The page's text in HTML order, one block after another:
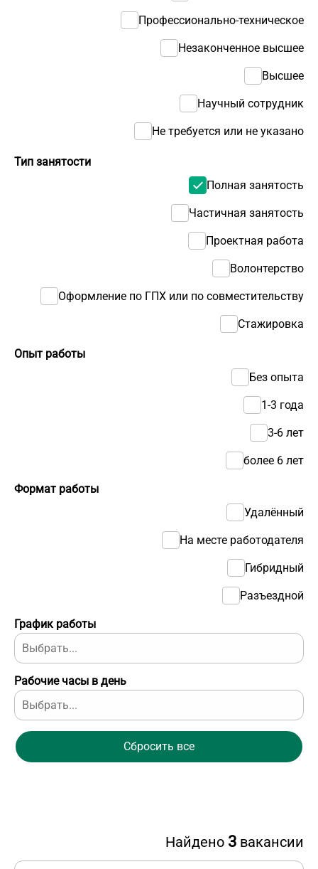
Тип занятости
Полная занятость
Частичная занятость
Проектная работа
Волонтерство
Оформление по ГПХ или по совместительству
Стажировка
Профессионально-техническое
Незаконченное высшее
Высшее
Научный сотрудник
Не требуется или не указано
Опыт работы
Без опыта
1-3 года
3-6 лет
более 6 лет
График работы
Рабочие часы в день
Формат работы
Удалённый
На месте работодателя
Гибридный
Разъездной
Сбросить все
Найдено 3 вакансии